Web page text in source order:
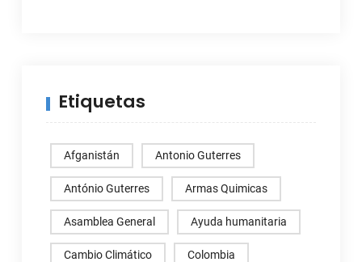
Etiquetas
Afganistán Antonio Guterres
António Guterres Armas Quimicas
Asamblea General Ayuda humanitaria
Cambio Climático Colombia